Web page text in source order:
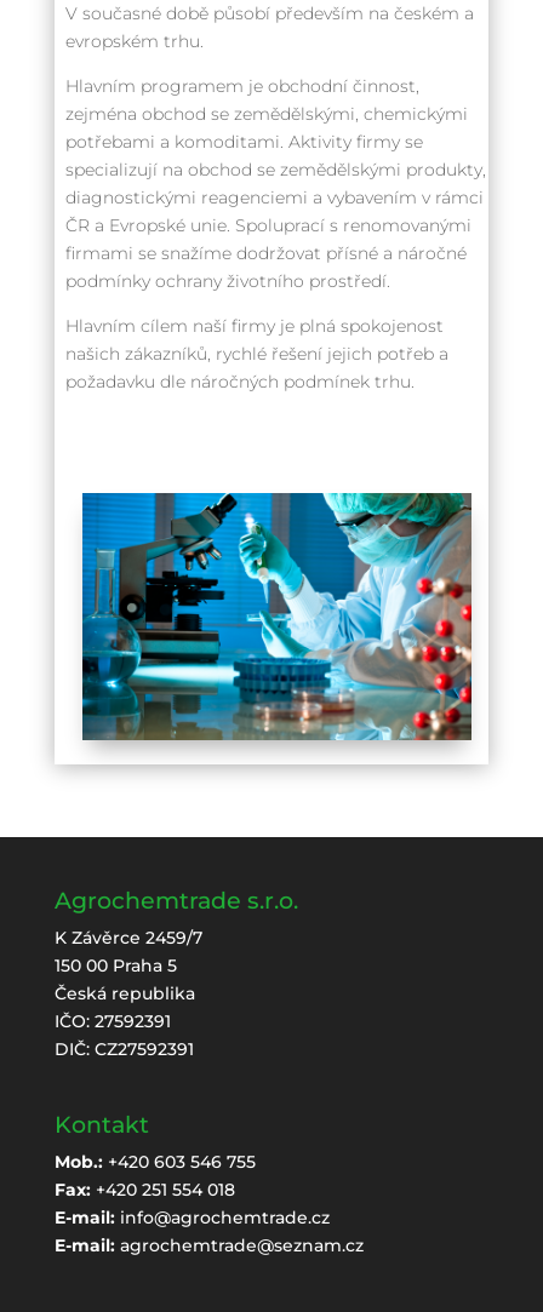
V současné době působí především na českém a
evropském trhu.
Hlavním programem je obchodní činnost,
zejména obchod se zemědělskými, chemickými
potřebami a komoditami. Aktivity firmy se
specializují na obchod se zemědělskými produkty,
diagnostickými reagenciemi a vybavením v rámci
ČR a Evropské unie. Spoluprací s renomovanými
firmami se snažíme dodržovat přísné a náročné
podmínky ochrany životního prostředí.
Hlavním cílem naší firmy je plná spokojenost
našich zákazníků, rychlé řešení jejich potřeb a
požadavku dle náročných podmínek trhu.
Agrochemtrade s.r.o.
K Závěrce 2459/7
150 00 Praha 5
Česká republika
IČO: 27592391
DIČ: CZ27592391
Kontakt
Mob.:+420 603 546 755
Fax:+420 251 554 018
E-mail: info@agrochemtrade.cz
E-mail: agrochemtrade@seznam.cz